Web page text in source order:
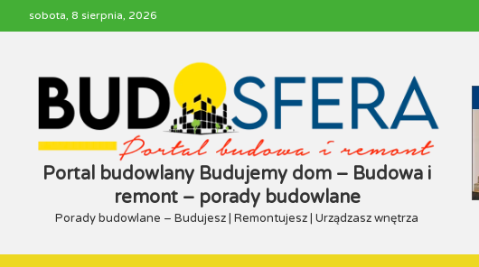
sobota, 8 sierpnia, 2026
Portal budowlany Budujemy dom – Budowa i
remont – porady budowlane
Porady budowlane – Budujesz | Remontujesz | Urządzasz wnętrza